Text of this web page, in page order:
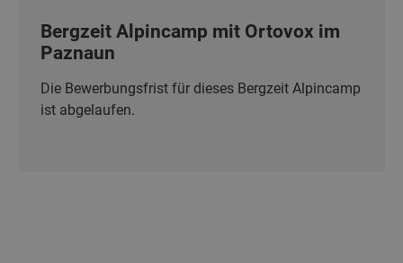
Bergzeit Alpincamp mit Ortovox im
Paznaun
Die Bewerbungsfrist für dieses Bergzeit Alpincamp
ist abgelaufen.